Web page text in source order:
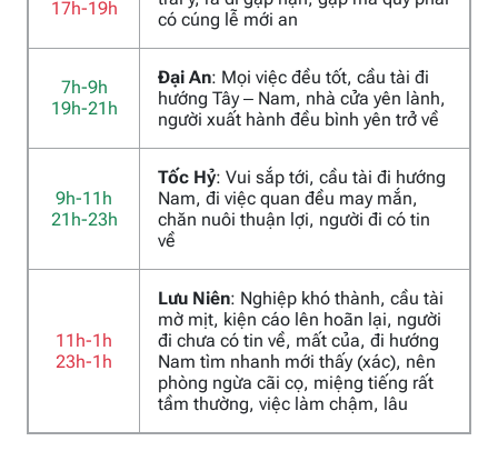
17h-19h
có cúng lễ mới an
7h-9h
19h-21h
Đại An: Mọi việc đều tốt, cầu tài đi
hướng Tây – Nam, nhà cửa yên lành,
người xuất hành đều bình yên trở về
9h-11h
21h-23h
Tốc Hỷ: Vui sắp tới, cầu tài đi hướng
Nam, đi việc quan đều may mắn,
chăn nuôi thuận lợi, người đi có tin
về
11h-1h
23h-1h
Lưu Niên: Nghiệp khó thành, cầu tài
mờ mịt, kiện cáo lên hoãn lại, người
đi chưa có tin về, mất của, đi hướng
Nam tìm nhanh mới thấy (xác), nên
phòng ngừa cãi cọ, miệng tiếng rất
tầm thường, việc làm chậm, lâu